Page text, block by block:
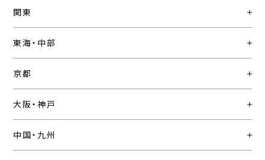
関東
東海・中部
京都
大阪・神戸
中国・九州